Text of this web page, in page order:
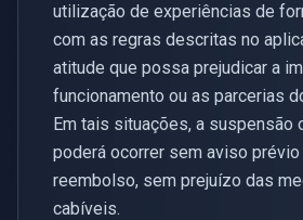
utilização de experiências de
com as regras descritas no
atitude que possa prejudicar a
funcionamento ou as parcerias
Em tais situações, a suspensão
poderá ocorrer sem aviso
reembolso, sem prejuízo das
cabíveis.